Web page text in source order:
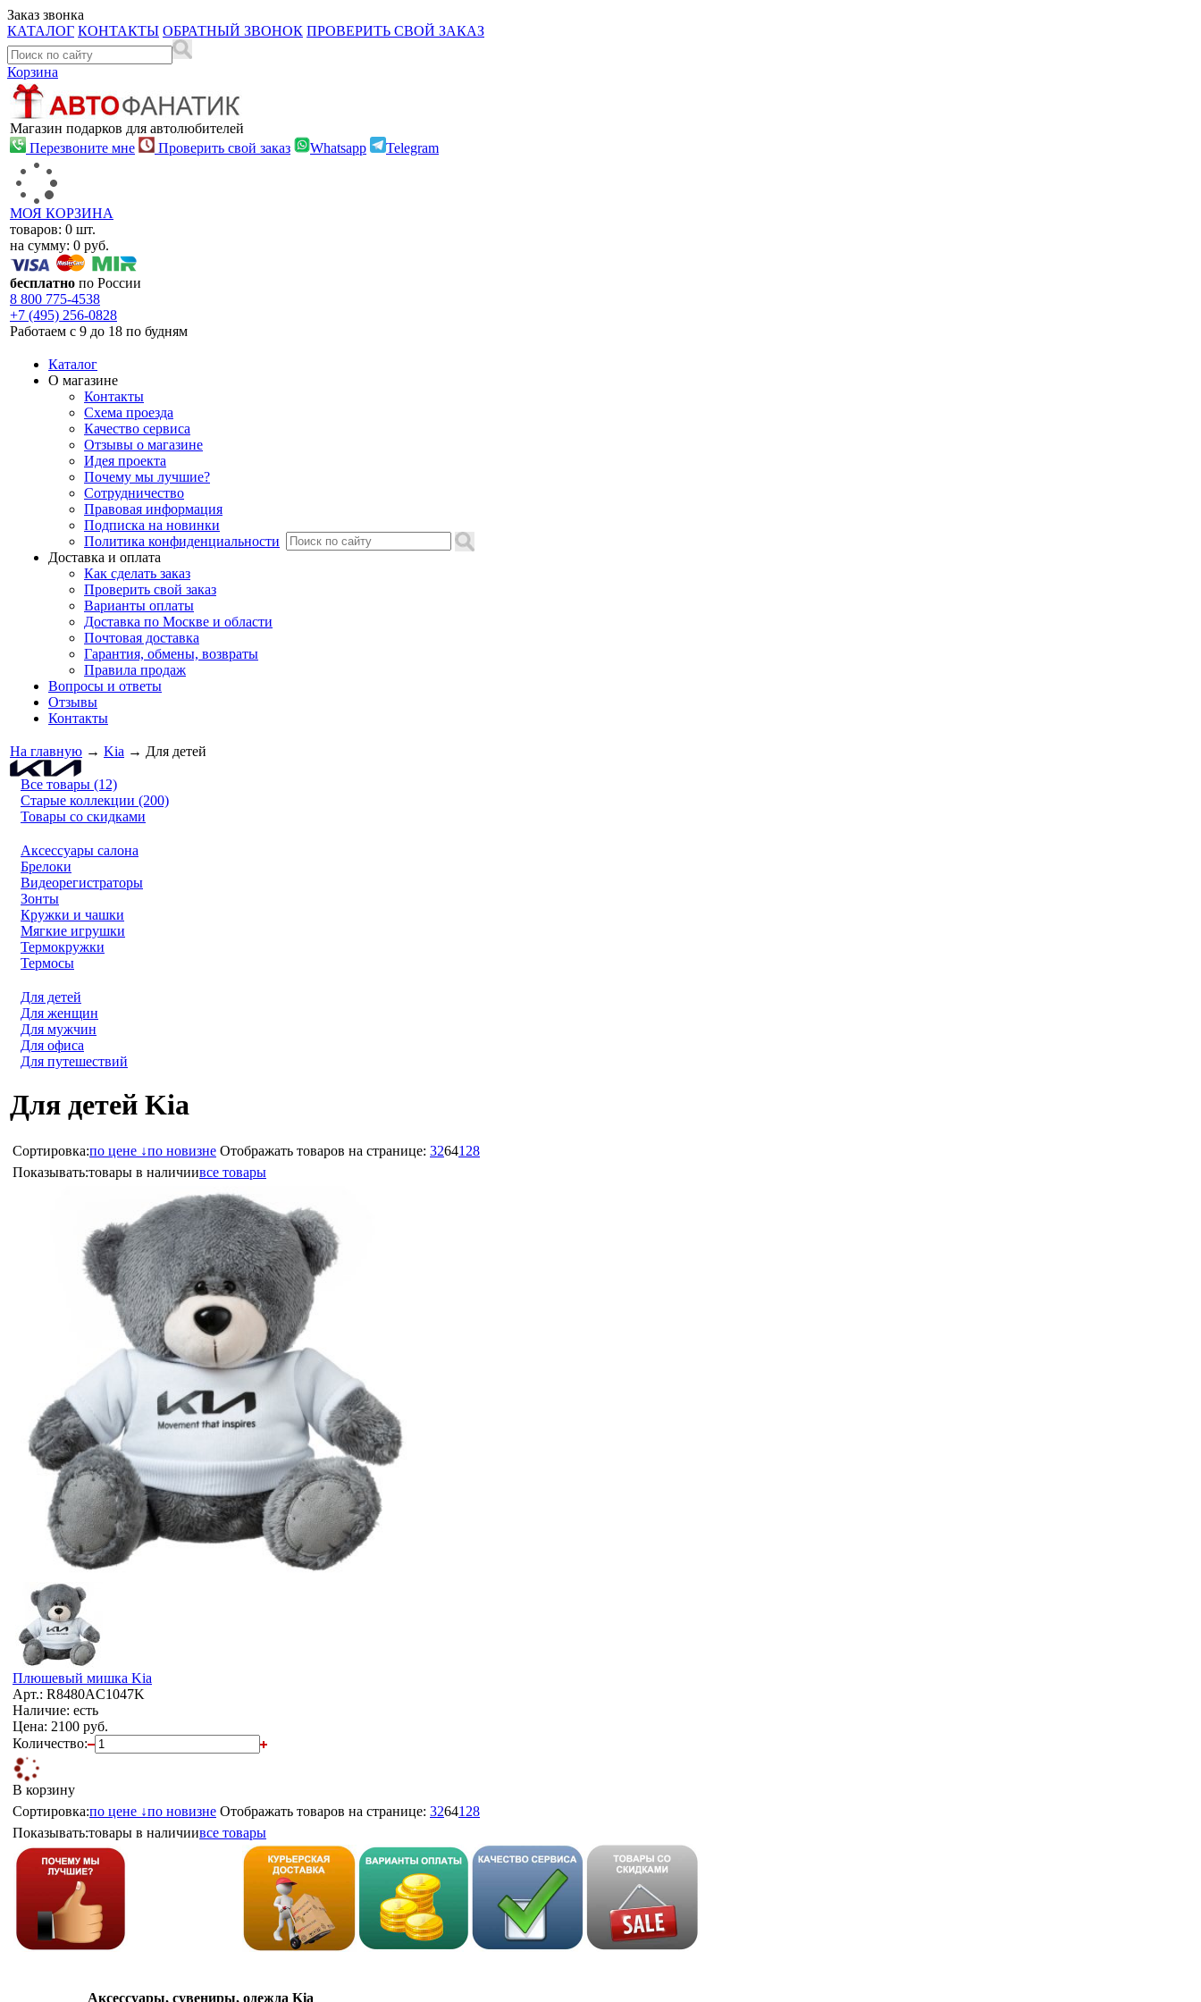
Заказ звонка
КАТАЛОГ КОНТАКТЫ ОБРАТНЫЙ ЗВОНОК ПРОВЕРИТЬ СВОЙ ЗАКАЗ
Корзина
Магазин подарков для автолюбителей
Перезвоните мне
Проверить свой заказ Whatsapp Telegram
МОЯ КОРЗИНА
товаров: 0 шт.
на сумму: 0 руб.
бесплатно по России
8 800 775-4538
+7 (495) 256-0828
Работаем с 9 до 18 по будням
Каталог
О магазине
Контакты
Схема проезда
Качество сервиса
Отзывы о магазине
Идея проекта
Почему мы лучшие?
Сотрудничество
Правовая информация
Подписка на новинки
Политика конфиденциальности
Доставка и оплата
Как сделать заказ
Проверить свой заказ
Варианты оплаты
Доставка по Москве и области
Почтовая доставка
Гарантия, обмены, возвраты
Правила продаж
Вопросы и ответы
Отзывы
Контакты
На главную → Kia → Для детей
Все товары (12)
Старые коллекции (200)
Товары со скидками
Аксессуары салона
Брелоки
Видеорегистраторы
Зонты
Кружки и чашки
Мягкие игрушки
Термокружки
Термосы
Для детей
Для женщин
Для мужчин
Для офиса
Для путешествий
Для детей Kia
Сортировка:по цене ↓по новизне Отображать товаров на странице: 3264128
Показывать:товары в наличиивсе товары
Плюшевый мишка Kia
Арт.: R8480AC1047K
Наличие: есть
Цена: 2100 руб.
Количество:
В корзину
Сортировка:по цене ↓по новизне Отображать товаров на странице: 3264128
Показывать:товары в наличиивсе товары
Аксессуары, сувениры, одежда Kia